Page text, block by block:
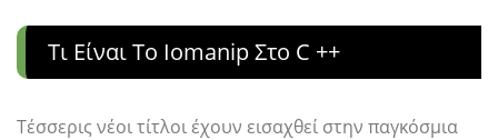
Τι Είναι Το Iomanip Στο C ++
Τέσσερις νέοι τίτλοι έχουν εισαχθεί στην παγκόσμια